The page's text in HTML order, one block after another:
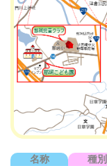
名称 種別